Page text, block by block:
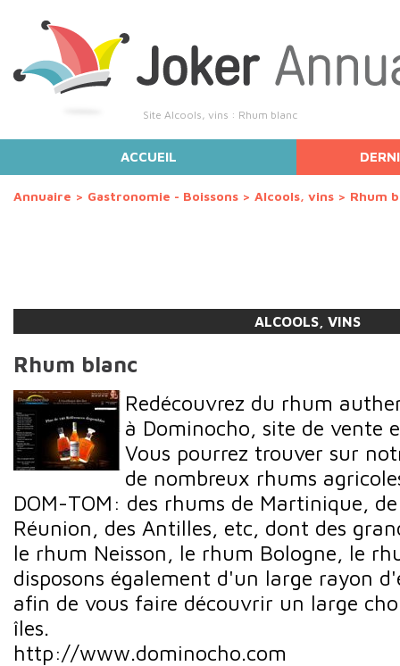
Site Alcools, vins : Rhum blanc
ALCOOLS, VINS
ACCUEIL
Annuaire > Gastronomie - Boissons > Alcools, vins > Rhum
Rhum blanc
Redécouvrez du rhum
à Dominocho, site de vente
Vous pourrez trouver sur
de nombreux rhums
DOM-TOM: des rhums de Martinique,
Réunion, des Antilles, etc, dont des
le rhum Neisson, le rhum Bologne, le
disposons également d'un large rayon
afin de vous faire découvrir un large
îles.
http://www.dominocho.com